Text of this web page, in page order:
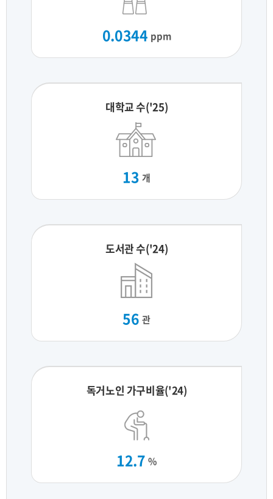
0.0344 ppm
대학교 수('25)
13 개
도서관 수('24)
56 관
독거노인 가구비율('24)
12.7 %